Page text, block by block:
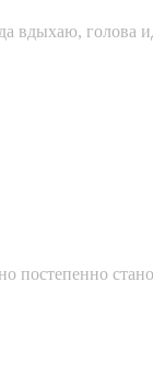
вдыхаю, голова